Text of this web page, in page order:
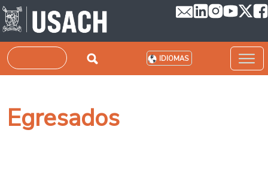
Pasar al contenido principal
Buscar IDIOMAS
Egresados